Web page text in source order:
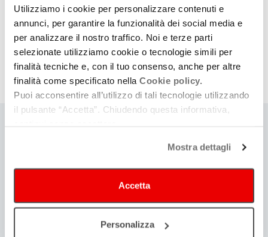
Utilizziamo i cookie per personalizzare contenuti e
annunci, per garantire la funzionalità dei social media e
per analizzare il nostro traffico. Noi e terze parti
selezionate utilizziamo cookie o tecnologie simili per
finalità tecniche e, con il tuo consenso, anche per altre
finalità come specificato nella Cookie policy.
Puoi acconsentire all’utilizzo di tali tecnologie utilizzando
il pulsante “Accetta”. Chiudendo questa informativa,
Mostra dettagli
Accetta
Personalizza
Per informazioni
filmcom@regione.emilia-romagna.it
Emma Barboni, tel. +39 051 5278753 –
Davide Zanza
tel. +39 051 5273581
Data inizio
15/04/2025